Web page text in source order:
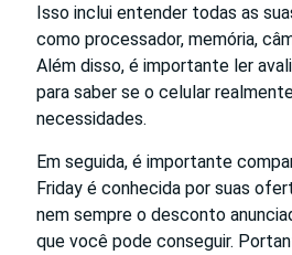
Isso inclui entender todas as
como processador, memória,
Além disso, é importante ler
para saber se o celular
necessidades.
Em seguida, é importante
Friday é conhecida por suas
nem sempre o desconto
que você pode conseguir.